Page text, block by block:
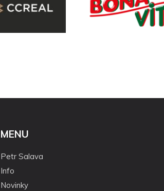
MENU
Petr Salava
Info
Novinky